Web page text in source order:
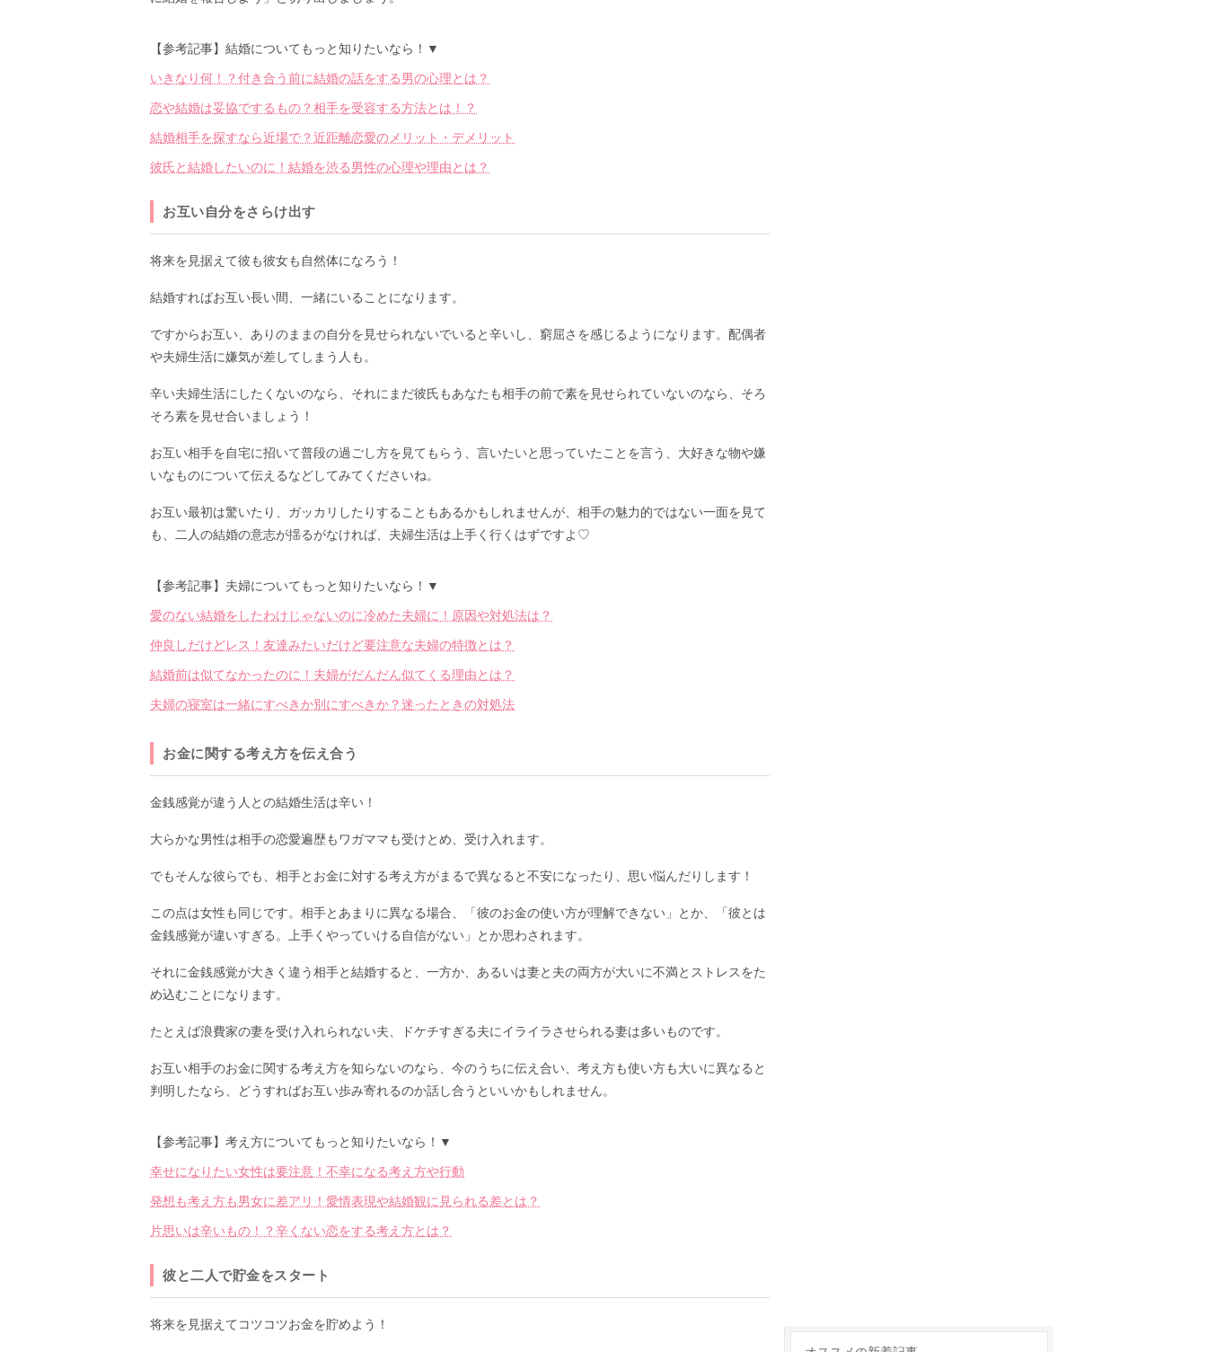
【参考記事】結婚についてもっと知りたいなら！▼
いきなり何！？付き合う前に結婚の話をする男の心理とは？
恋や結婚は妥協でするもの？相手を受容する方法とは！？
結婚相手を探すなら近場で？近距離恋愛のメリット・デメリット
彼氏と結婚したいのに！結婚を渋る男性の心理や理由とは？
お互い自分をさらけ出す
将来を見据えて彼も彼女も自然体になろう！
結婚すればお互い長い間、一緒にいることになります。
ですからお互い、ありのままの自分を見せられないでいると辛いし、窮屈さを感じるようになります。配偶者
や夫婦生活に嫌気が差してしまう人も。
辛い夫婦生活にしたくないのなら、それにまだ彼氏もあなたも相手の前で素を見せられていないのなら、そろ
そろ素を見せ合いましょう！
お互い相手を自宅に招いて普段の過ごし方を見てもらう、言いたいと思っていたことを言う、大好きな物や嫌
いなものについて伝えるなどしてみてくださいね。
お互い最初は驚いたり、ガッカリしたりすることもあるかもしれませんが、相手の魅力的ではない一面を見て
も、二人の結婚の意志が揺るがなければ、夫婦生活は上手く行くはずですよ♡
【参考記事】夫婦についてもっと知りたいなら！▼
愛のない結婚をしたわけじゃないのに冷めた夫婦に！原因や対処法は？
仲良しだけどレス！友達みたいだけど要注意な夫婦の特徴とは？
結婚前は似てなかったのに！夫婦がだんだん似てくる理由とは？
夫婦の寝室は一緒にすべきか別にすべきか？迷ったときの対処法
お金に関する考え方を伝え合う
金銭感覚が違う人との結婚生活は辛い！
大らかな男性は相手の恋愛遍歴もワガママも受けとめ、受け入れます。
でもそんな彼らでも、相手とお金に対する考え方がまるで異なると不安になったり、思い悩んだりします！
この点は女性も同じです。相手とあまりに異なる場合、「彼のお金の使い方が理解できない」とか、「彼とは
金銭感覚が違いすぎる。上手くやっていける自信がない」とか思わされます。
それに金銭感覚が大きく違う相手と結婚すると、一方か、あるいは妻と夫の両方が大いに不満とストレスをた
め込むことになります。
たとえば浪費家の妻を受け入れられない夫、ドケチすぎる夫にイライラさせられる妻は多いものです。
お互い相手のお金に関する考え方を知らないのなら、今のうちに伝え合い、考え方も使い方も大いに異なると
判明したなら、どうすればお互い歩み寄れるのか話し合うといいかもしれません。
【参考記事】考え方についてもっと知りたいなら！▼
幸せになりたい女性は要注意！不幸になる考え方や行動
発想も考え方も男女に差アリ！愛情表現や結婚観に見られる差とは？
片思いは辛いもの！？辛くない恋をする考え方とは？
彼と二人で貯金をスタート
将来を見据えてコツコツお金を貯めよう！